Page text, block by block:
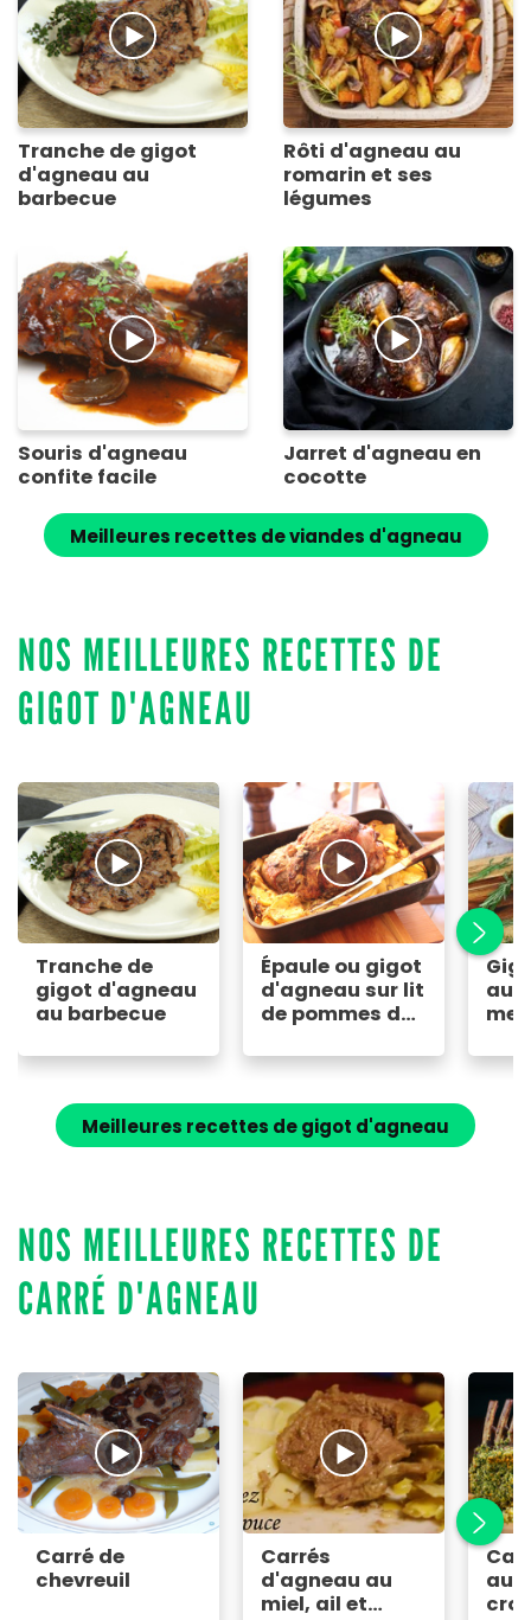
Tranche de gigot
d'agneau au
barbecue
Rôti d'agneau au
romarin et ses
légumes
Souris d'agneau
confite facile
Jarret d'agneau en
cocotte
Meilleures recettes de viandes d'agneau
NOS MEILLEURES RECETTES DE
GIGOT D'AGNEAU
Tranche de
gigot d'agneau
au barbecue
Épaule ou gigot
d'agneau sur lit
de pommes de
au
Meilleures recettes de gigot d'agneau
NOS MEILLEURES RECETTES DE
CARRÉ D'AGNEAU
Carré de
chevreuil
Carrés
d'agneau au
miel, ail et
aux